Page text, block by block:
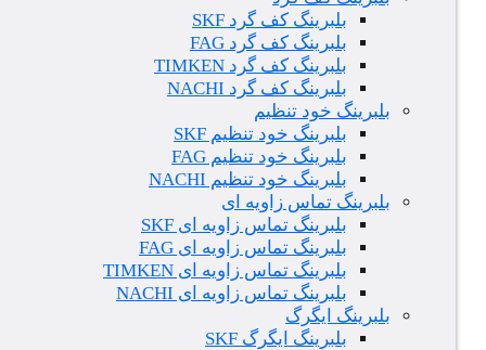
بلبرینگ کف گرد SKF
بلبرینگ کف گرد FAG
بلبرینگ کف گرد TIMKEN
بلبرینگ کف گرد NACHI
بلبرینگ خود تنظیم
بلبرینگ خود تنظیم SKF
بلبرینگ خود تنظیم FAG
بلبرینگ خود تنظیم NACHI
بلبرینگ تماس زاویه ای
بلبرینگ تماس زاویه ای SKF
بلبرینگ تماس زاویه ای FAG
بلبرینگ تماس زاویه ای TIMKEN
بلبرینگ تماس زاویه ای NACHI
بلبرینگ ایگرگ
بلبرینگ ایگرگ SKF